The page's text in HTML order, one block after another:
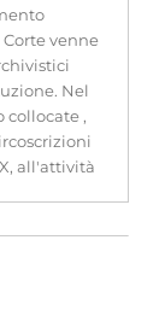
venne
Nel
collocate ,
all'attività
atti furono